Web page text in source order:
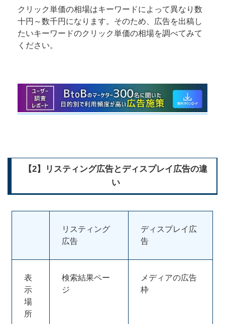
クリック単価の相場はキーワードによって異なり数
十円～数千円になります。そのため、広告を出稿し
たいキーワードのクリック単価の相場を調べてみて
ください。
【2】リスティング広告とディスプレイ広告の違
い
リスティング
広告
ディスプレイ広
告
表
示
場
所
検索結果ペー
ジ
メディアの広告
枠